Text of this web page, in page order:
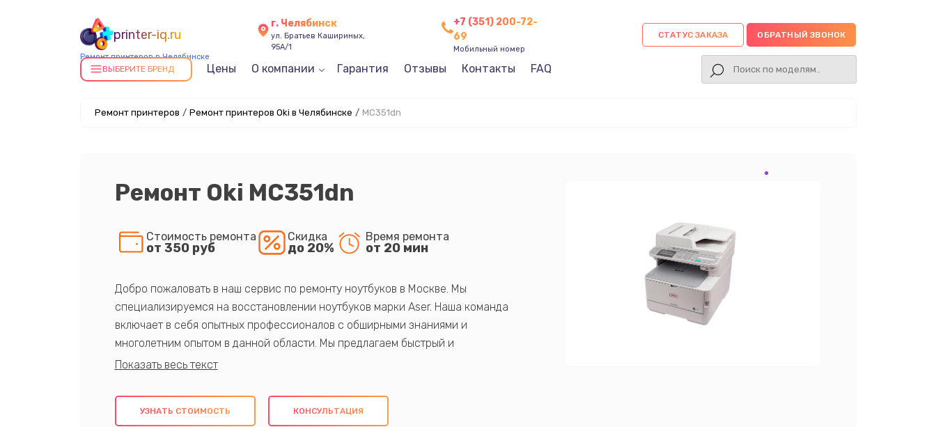
printer-iq.ru
Ремонт принтеров в Челябинске
г. Челябинск
ул. Братьев Кашириных,
95А/1
+7 (351) 200-72-
69
Мобильный номер
СТАТУС ЗАКАЗА ОБРАТНЫЙ ЗВОНОК
ВЫБЕРИТЕ БРЕНД Цены О компании Гарантия Отзывы Контакты FAQ
Ремонт принтеров / Ремонт принтеров Oki в Челябинске / MC351dn
Ремонт Oki MC351dn
Стоимость ремонта
от 350 руб
Скидка
до 20%
Время ремонта
от 20 мин
Добро пожаловать в наш сервис по ремонту ноутбуков в Москве. Мы
специализируемся на восстановлении ноутбуков марки Aser. Наша команда
включает в себя опытных профессионалов с обширными знаниями и
многолетним опытом в данной области. Мы предлагаем быстрый и
качественный ремонт с использованием оригинальных компонентов, а также
клиентам надежное и профессиональное обслуживание, удовлетворяя их
потребности наилучшим образом. Не медлите записаться на ремонт уже
УЗНАТЬ СТОИМОСТЬ КОНСУЛЬТАЦИЯ